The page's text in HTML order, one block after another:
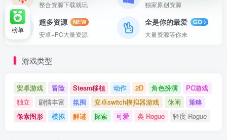
整合资源下载就玩 独家原创资源
超多资源
NEW
安卓+PC大量资源
全是你的最爱
GO
大量资源等你来
游戏类型
安卓游戏 冒险 Steam移植 动作 2D 角色扮演
PC游戏
独立
剧情丰富 氛围 安卓switch模拟器游戏 休闲
策略
像素图形
模拟 解谜 探索 可爱 类 Rogue 轻度 Rogue
榜单